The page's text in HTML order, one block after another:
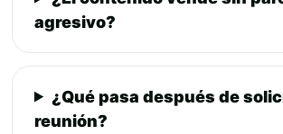
agresivo?
¿Qué pasa después de
reunión?